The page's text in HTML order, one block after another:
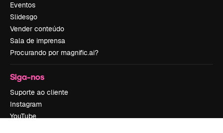
Eventos
Slidesgo
Vender conteúdo
Sala de imprensa
Procurando por magnific.ai?
Siga-nos
Suporte ao cliente
Instagram
YouTube